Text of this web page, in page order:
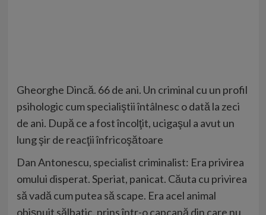
Gheorghe Dincă. 66 de ani. Un criminal cu un profil
psihologic cum specialiştii întâlnesc o dată la zeci
de ani. După ce a fost încolţit, ucigaşul a avut un
lung şir de reacţii înfricoşătoare
Dan Antonescu, specialist criminalist: Era privirea
omului disperat. Speriat, panicat. Căuta cu privirea
să vadă cum putea să scape. Era acel animal
obişnuit sălbatic, prins într-o capcană din care nu